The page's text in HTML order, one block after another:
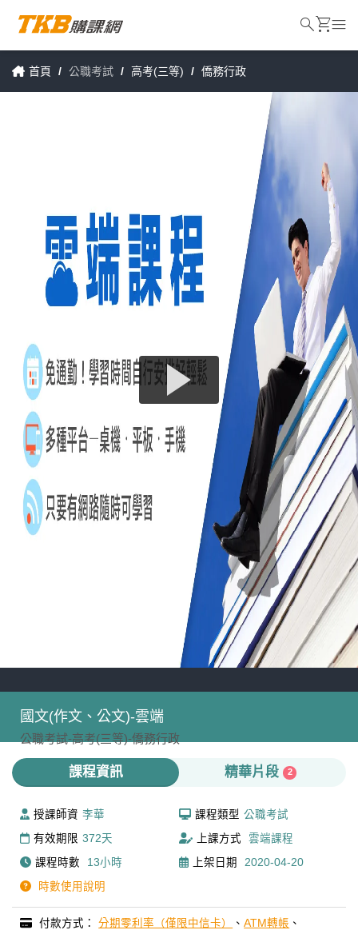
首頁 / 公職考試 / 高考(三等) / 僑務行政
國文(作文、公文)-雲端
公職考試-高考(三等)-僑務行政
課程資訊 精華片段 2
授課師資 李華 課程類型 公職考試
有效期限 372天 上課方式
雲端課程
課程時數
13小時 上架日期
2020-04-20
時數使用說明
付款方式：分期零利率（僅限中信卡） 、ATM轉帳 、
searchshopping_cartmenu